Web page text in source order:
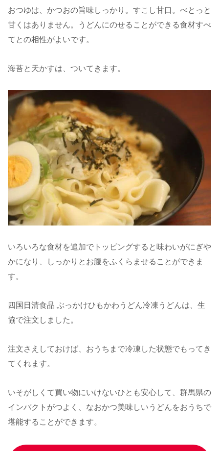
おつゆは、かつおの旨味しっかり。すこし甘口。べとっと
甘くはありません。うどんにのせることができる食材すべ
てとの相性がよいです。
海苔と天かすは、ついてきます。
いろいろな食材を追加でトッピングすると味わいがにぎや
かになり、しっかりとお腹をふくらませることができま
す。
四国日清食品 ぶっかけひもかわうどん冷凍うどんは、生
協で注文しました。
注文さえしておけば、おうちまで冷凍した状態でもってき
てくれます。
いそがしくて買い物にいけないひとも安心して、群馬県の
インパクトがつよく、なおかつ美味しいうどんをおうちで
堪能することができます。